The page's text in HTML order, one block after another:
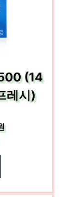
(14
레시)